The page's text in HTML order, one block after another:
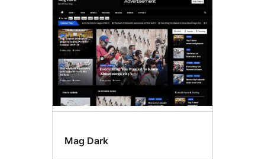
Mag Dark